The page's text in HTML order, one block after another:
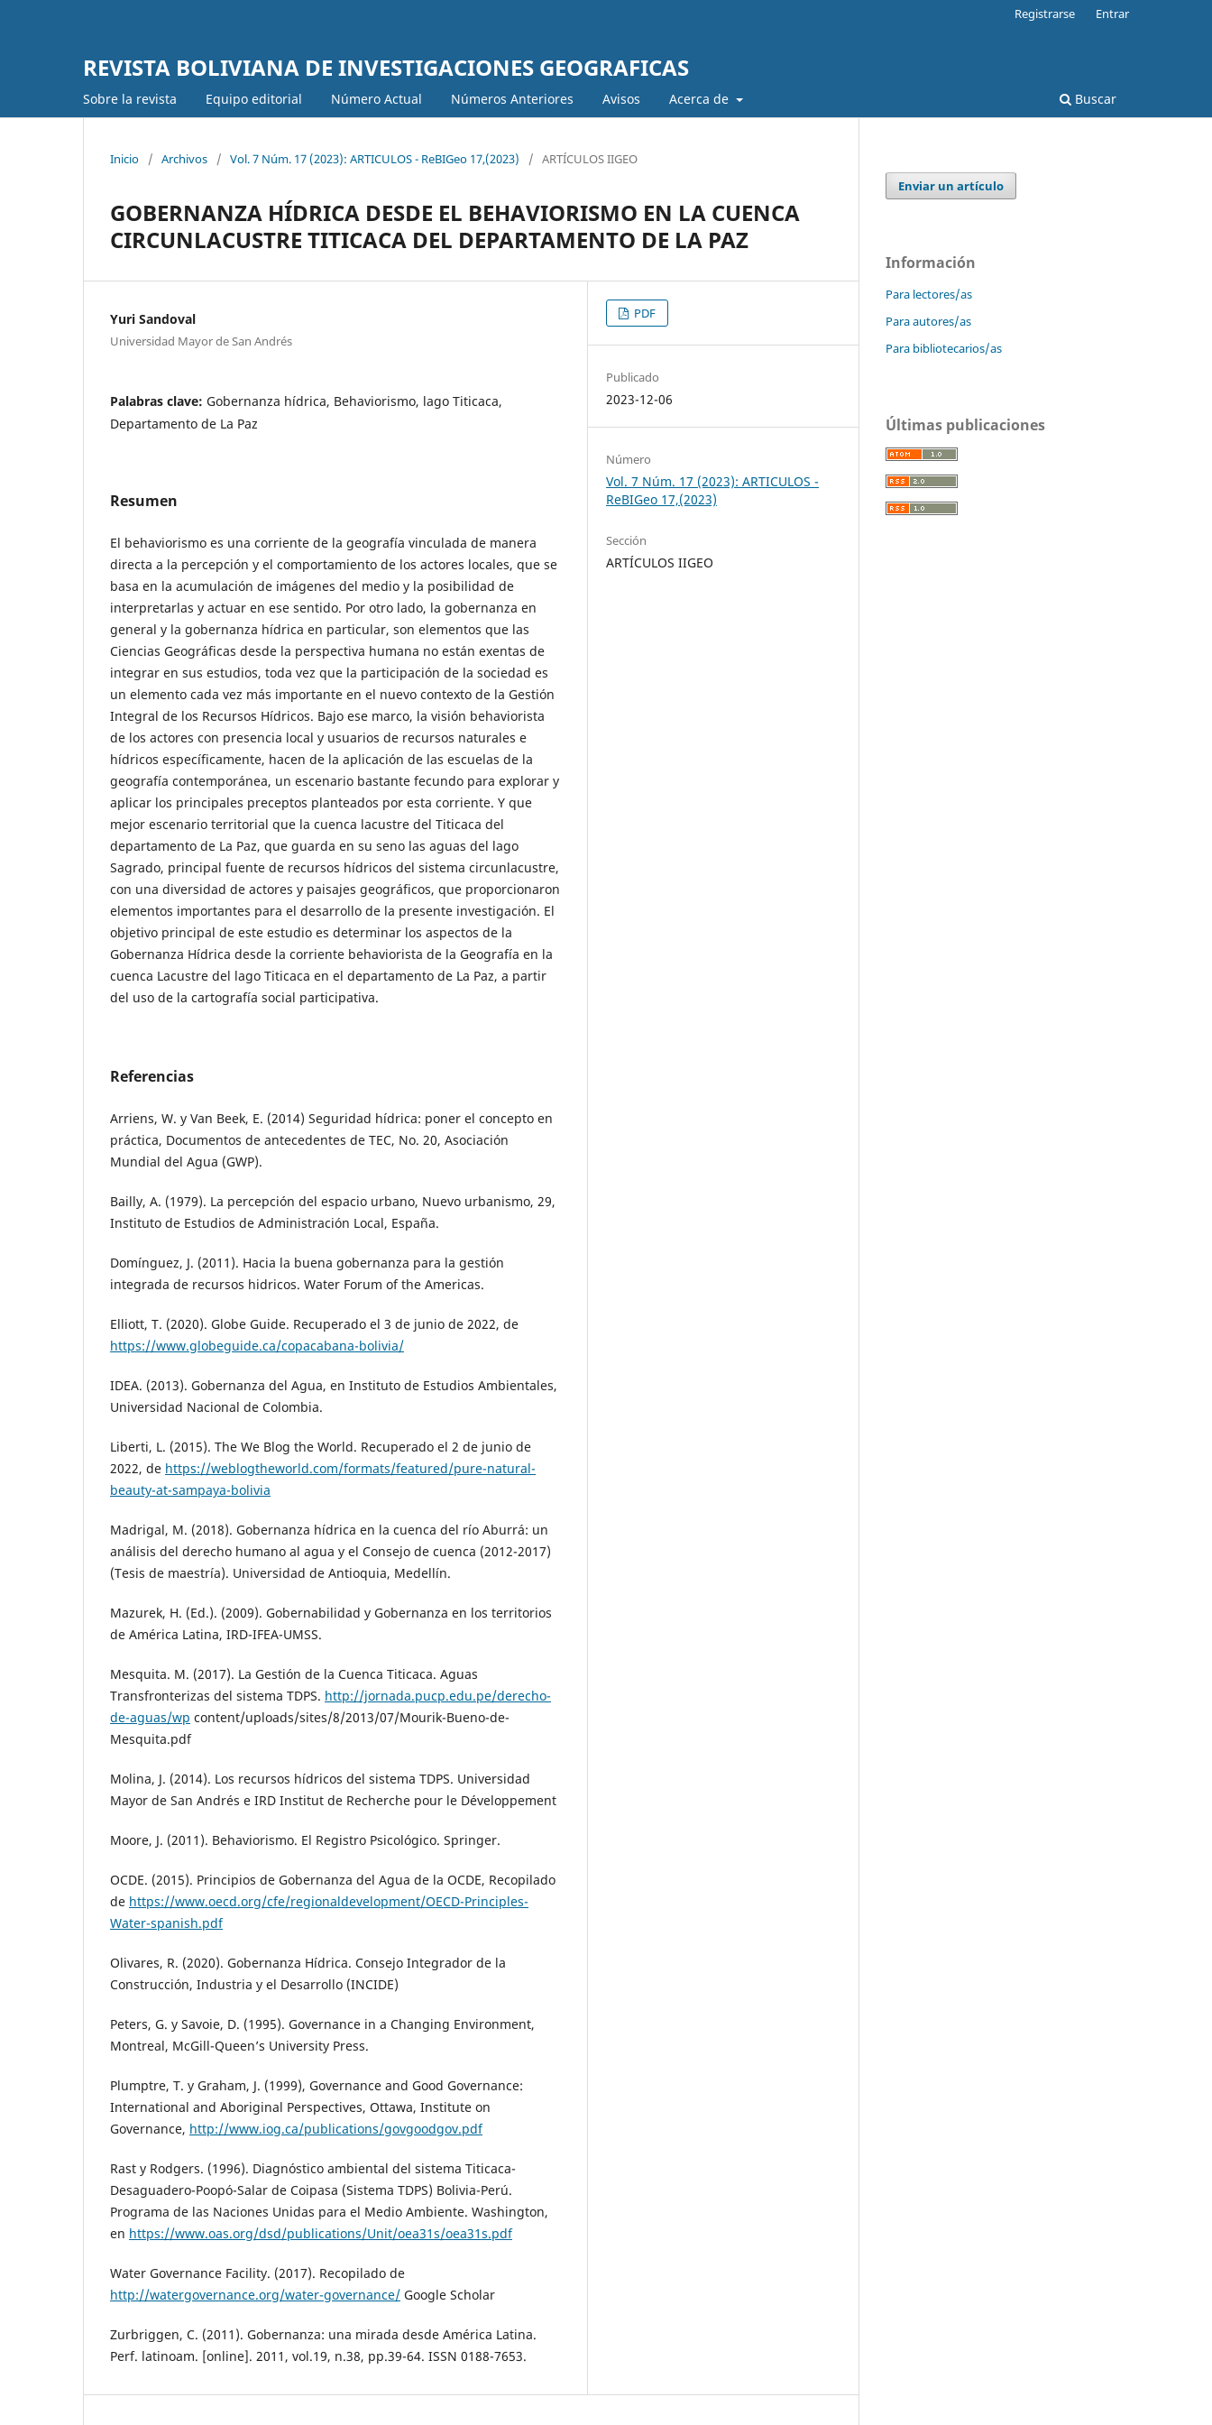
REVISTA BOLIVIANA DE INVESTIGACIONES GEOGRAFICAS
Sobre la revista Equipo editorial Número Actual Números Anteriores Avisos Acerca de Buscar
Registrarse Entrar
Inicio / Archivos / Vol. 7 Núm. 17 (2023): ARTICULOS - ReBIGeo 17,(2023) / ARTÍCULOS IIGEO
GOBERNANZA HÍDRICA DESDE EL BEHAVIORISMO EN LA CUENCA
CIRCUNLACUSTRE TITICACA DEL DEPARTAMENTO DE LA PAZ
Yuri Sandoval
Universidad Mayor de San Andrés
Palabras clave: Gobernanza hídrica, Behaviorismo, lago Titicaca,
Departamento de La Paz
Resumen
El behaviorismo es una corriente de la geografía vinculada de manera
directa a la percepción y el comportamiento de los actores locales, que se
basa en la acumulación de imágenes del medio y la posibilidad de
interpretarlas y actuar en ese sentido. Por otro lado, la gobernanza en
general y la gobernanza hídrica en particular, son elementos que las
Ciencias Geográficas desde la perspectiva humana no están exentas de
integrar en sus estudios, toda vez que la participación de la sociedad es
un elemento cada vez más importante en el nuevo contexto de la Gestión
Integral de los Recursos Hídricos. Bajo ese marco, la visión behaviorista
de los actores con presencia local y usuarios de recursos naturales e
hídricos específicamente, hacen de la aplicación de las escuelas de la
geografía contemporánea, un escenario bastante fecundo para explorar y
aplicar los principales preceptos planteados por esta corriente. Y que
mejor escenario territorial que la cuenca lacustre del Titicaca del
departamento de La Paz, que guarda en su seno las aguas del lago
Sagrado, principal fuente de recursos hídricos del sistema circunlacustre,
con una diversidad de actores y paisajes geográficos, que proporcionaron
elementos importantes para el desarrollo de la presente investigación. El
objetivo principal de este estudio es determinar los aspectos de la
Gobernanza Hídrica desde la corriente behaviorista de la Geografía en la
cuenca Lacustre del lago Titicaca en el departamento de La Paz, a partir
del uso de la cartografía social participativa.
Referencias
Arriens, W. y Van Beek, E. (2014) Seguridad hídrica: poner el concepto en
práctica, Documentos de antecedentes de TEC, No. 20, Asociación
Mundial del Agua (GWP).
Bailly, A. (1979). La percepción del espacio urbano, Nuevo urbanismo, 29,
Instituto de Estudios de Administración Local, España.
Domínguez, J. (2011). Hacia la buena gobernanza para la gestión
integrada de recursos hidricos. Water Forum of the Americas.
Elliott, T. (2020). Globe Guide. Recuperado el 3 de junio de 2022, de
https://www.globeguide.ca/copacabana-bolivia/
IDEA. (2013). Gobernanza del Agua, en Instituto de Estudios Ambientales,
Universidad Nacional de Colombia.
Liberti, L. (2015). The We Blog the World. Recuperado el 2 de junio de
2022, de https://weblogtheworld.com/formats/featured/pure-natural-
beauty-at-sampaya-bolivia
Madrigal, M. (2018). Gobernanza hídrica en la cuenca del río Aburrá: un
análisis del derecho humano al agua y el Consejo de cuenca (2012-2017)
(Tesis de maestría). Universidad de Antioquia, Medellín.
Mazurek, H. (Ed.). (2009). Gobernabilidad y Gobernanza en los territorios
de América Latina, IRD-IFEA-UMSS.
Mesquita. M. (2017). La Gestión de la Cuenca Titicaca. Aguas
Transfronterizas del sistema TDPS. http://jornada.pucp.edu.pe/derecho-
de-aguas/wp content/uploads/sites/8/2013/07/Mourik-Bueno-de-
Mesquita.pdf
Molina, J. (2014). Los recursos hídricos del sistema TDPS. Universidad
Mayor de San Andrés e IRD Institut de Recherche pour le Développement
Moore, J. (2011). Behaviorismo. El Registro Psicológico. Springer.
OCDE. (2015). Principios de Gobernanza del Agua de la OCDE, Recopilado
de https://www.oecd.org/cfe/regionaldevelopment/OECD-Principles-
Water-spanish.pdf
Olivares, R. (2020). Gobernanza Hídrica. Consejo Integrador de la
Construcción, Industria y el Desarrollo (INCIDE)
Peters, G. y Savoie, D. (1995). Governance in a Changing Environment,
Montreal, McGill-Queen’s University Press.
Plumptre, T. y Graham, J. (1999), Governance and Good Governance:
International and Aboriginal Perspectives, Ottawa, Institute on
Governance, http://www.iog.ca/publications/govgoodgov.pdf
Rast y Rodgers. (1996). Diagnóstico ambiental del sistema Titicaca-
Desaguadero-Poopó-Salar de Coipasa (Sistema TDPS) Bolivia-Perú.
Programa de las Naciones Unidas para el Medio Ambiente. Washington,
en https://www.oas.org/dsd/publications/Unit/oea31s/oea31s.pdf
Water Governance Facility. (2017). Recopilado de
http://watergovernance.org/water-governance/ Google Scholar
Zurbriggen, C. (2011). Gobernanza: una mirada desde América Latina.
Perf. latinoam. [online]. 2011, vol.19, n.38, pp.39-64. ISSN 0188-7653.
PDF
Publicado
2023-12-06
Número
Vol. 7 Núm. 17 (2023): ARTICULOS -
ReBIGeo 17,(2023)
Sección
ARTÍCULOS IIGEO
Enviar un artículo
Información
Para lectores/as
Para autores/as
Para bibliotecarios/as
Últimas publicaciones